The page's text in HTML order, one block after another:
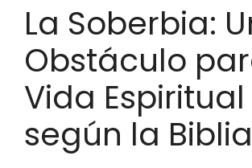
La Soberbia:
Obstáculo
Vida Espiritual
según la Biblia